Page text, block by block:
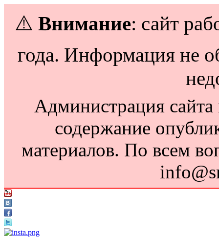
⚠️ Внимание: сайт
года. Информация не
Администрация сайта
содержание
материалов. По всем